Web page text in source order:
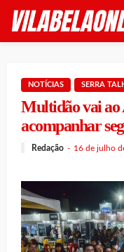
NOTÍCIAS SERRA
Multidão vai ao
acompanhar
Redação 16 de julho